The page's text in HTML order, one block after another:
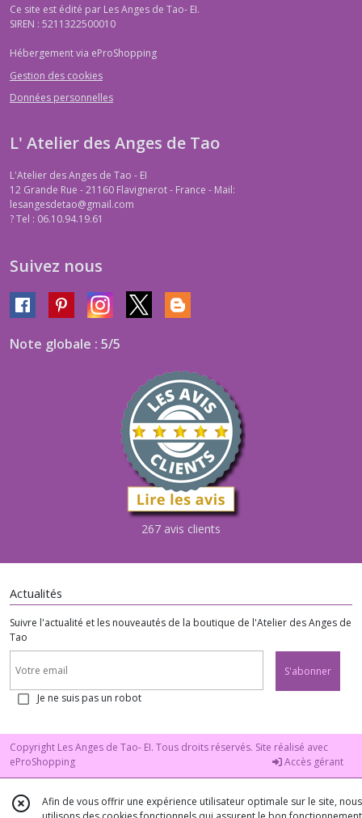
Ce site est édité par Les Anges de Tao- EI.
SIREN : 5211322500010
Hébergement via eProShopping
Gestion des cookies
Données personnelles
L' Atelier des Anges de Tao
L'Atelier des Anges de Tao - EI
12 Grande Rue - 21160 Flavignerot - France - Mail:
lesangesdetao@gmail.com
?Tel : 06.10.94.19.61
Suivez nous
Note globale : 5/5
267 avis clients
Actualités
Suivre l'actualité et les nouveautés de la boutique de l'Atelier des Anges de
Tao
S'abonner
Je ne suis pas un robot
Copyright Les Anges de Tao- EI. Tous droits réservés. Site réalisé avec
eProShopping
Accès gérant
Afin de vous offrir une expérience utilisateur optimale sur le site, nous